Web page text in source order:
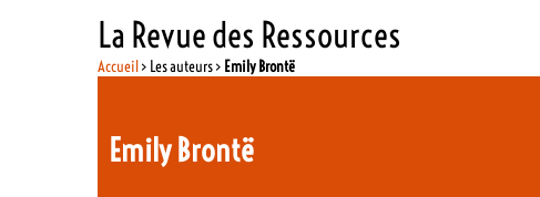
La Revue des Ressources
Accueil> Les auteurs > Emily Brontë
Emily Brontë